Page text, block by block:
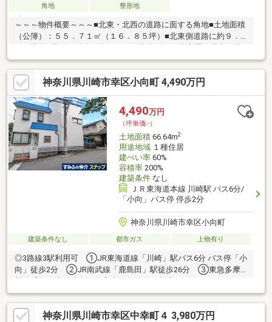
角地
整形地
～～～物件概要～～～■北東・北西の道路に面する角地■土地面積
（公簿）：５５．７１㎡（１６．８５坪）■北東側道路に約９．
域：建ぺい率６０％・容積率１６０％■建築条件付き土地ではあ
りませんので、お好きなハウスメーカー・工務店で建築可能で
す。～～～交通～～～JR湘南新宿ライン・横須賀線「新川崎」駅
まで徒歩8分JR南武線「鹿島田」駅まで徒歩13分JR南武線「平
間」駅まで徒歩23分
神奈川県川崎市幸区小向町 4,490万円
4,490万円
（坪単価:-）
土地面積66.64m2
用途地域１種住居
建ぺい率60%
容積率200%
建築条件なし
ＪＲ東海道本線 川崎駅 バス6分/
「小向」バス停 停歩2分
神奈川県川崎市幸区小向町
建築条件なし 都市ガス 上物有り
◎3路線3駅利用可 ①JR東海道線「川崎」駅バス6分 バス停「小
向」徒歩2分 ②JR南武線「鹿島田」駅徒歩26分 ③東急多摩
ん。 ～お好みのハウスメーカーにて建築可能です。◎建ぺい
率：60％・容積率：200％◎ライフインフォメーション・市立御
幸小学校…約720m（徒歩9分）・市立御幸中学校…約570m（徒歩8
神奈川県川崎市幸区中幸町４ 3,980万円